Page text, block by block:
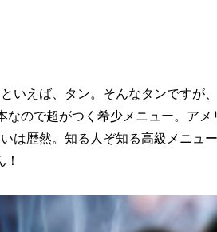
いえば、タン。そんなタンですが
ので超がつく希少メニュー。ア
は歴然。知る人ぞ知る高級メニュ